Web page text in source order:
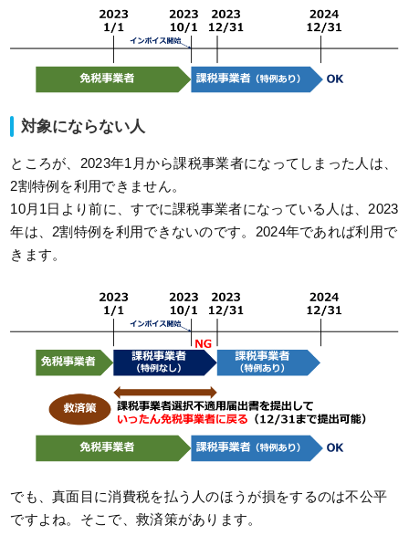
対象にならない人
ところが、2023年1月から課税事業者になってしまった人は、
2割特例を利用できません。
10月1日より前に、すでに課税事業者になっている人は、2023
年は、2割特例を利用できないのです。2024年であれば利用で
きます。
でも、真面目に消費税を払う人のほうが損をするのは不公平
ですよね。そこで、救済策があります。